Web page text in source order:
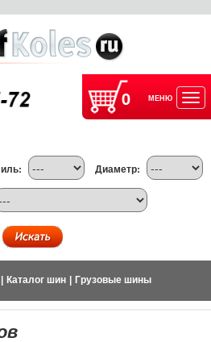
0 МЕНЮ
Диаметр:
Каталог шин Грузовые шины